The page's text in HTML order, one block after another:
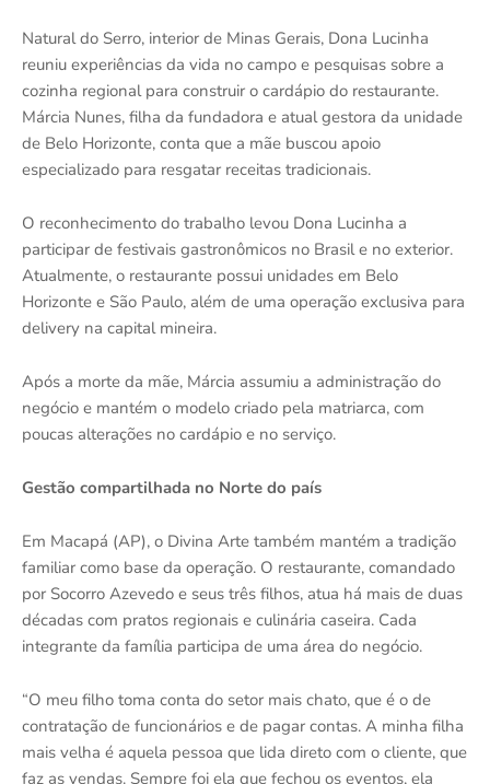
Natural do Serro, interior de Minas Gerais, Dona Lucinha
reuniu experiências da vida no campo e pesquisas sobre a
cozinha regional para construir o cardápio do restaurante.
Márcia Nunes, filha da fundadora e atual gestora da unidade
de Belo Horizonte, conta que a mãe buscou apoio
especializado para resgatar receitas tradicionais.
O reconhecimento do trabalho levou Dona Lucinha a
participar de festivais gastronômicos no Brasil e no exterior.
Atualmente, o restaurante possui unidades em Belo
Horizonte e São Paulo, além de uma operação exclusiva para
delivery na capital mineira.
Após a morte da mãe, Márcia assumiu a administração do
negócio e mantém o modelo criado pela matriarca, com
poucas alterações no cardápio e no serviço.
Gestão compartilhada no Norte do país
Em Macapá (AP), o Divina Arte também mantém a tradição
familiar como base da operação. O restaurante, comandado
por Socorro Azevedo e seus três filhos, atua há mais de duas
décadas com pratos regionais e culinária caseira. Cada
integrante da família participa de uma área do negócio.
“O meu filho toma conta do setor mais chato, que é o de
contratação de funcionários e de pagar contas. A minha filha
mais velha é aquela pessoa que lida direto com o cliente, que
faz as vendas. Sempre foi ela que fechou os eventos, ela